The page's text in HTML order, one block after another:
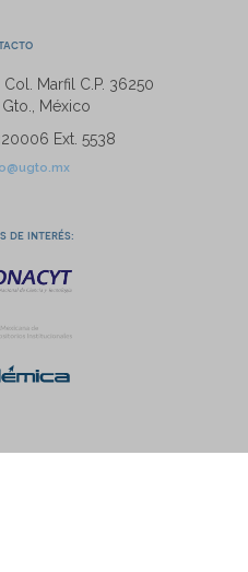
Marfil C.P. 36250
México
Ext. 5538
de interés: